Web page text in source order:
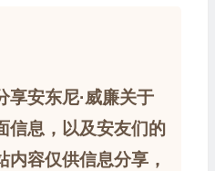
享安东尼·威廉关于
信息，以及安友们的
内容仅供信息分享，